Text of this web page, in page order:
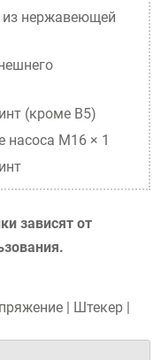
зависят от
Штекер
нержавеющей
(кроме B5)
насоса M16 × 1